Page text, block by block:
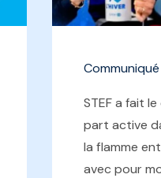
STEF a fait
part active
la flamme
avec pour